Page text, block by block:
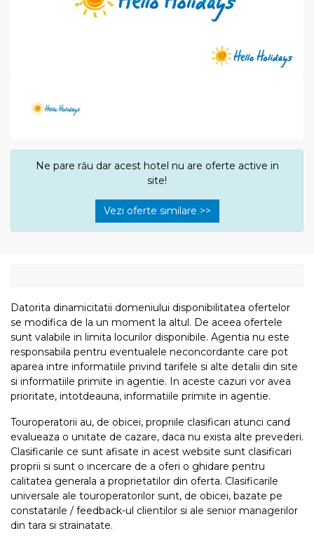
Ne pare rău dar acest hotel nu are oferte active in
site!
Vezi oferte similare >>
Datorita dinamicitatii domeniului disponibilitatea ofertelor
se modifica de la un moment la altul. De aceea ofertele
sunt valabile in limita locurilor disponibile. Agentia nu este
responsabila pentru eventualele neconcordante care pot
aparea intre informatiile privind tarifele si alte detalii din site
si informatiile primite in agentie. In aceste cazuri vor avea
prioritate, intotdeauna, informatiile primite in agentie.
Touroperatorii au, de obicei, propriile clasificari atunci cand
evalueaza o unitate de cazare, daca nu exista alte prevederi.
Clasificarile ce sunt afisate in acest website sunt clasificari
proprii si sunt o incercare de a oferi o ghidare pentru
calitatea generala a proprietatilor din oferta. Clasificarile
universale ale touroperatorilor sunt, de obicei, bazate pe
constatarile / feedback-ul clientilor si ale senior managerilor
din tara si strainatate.